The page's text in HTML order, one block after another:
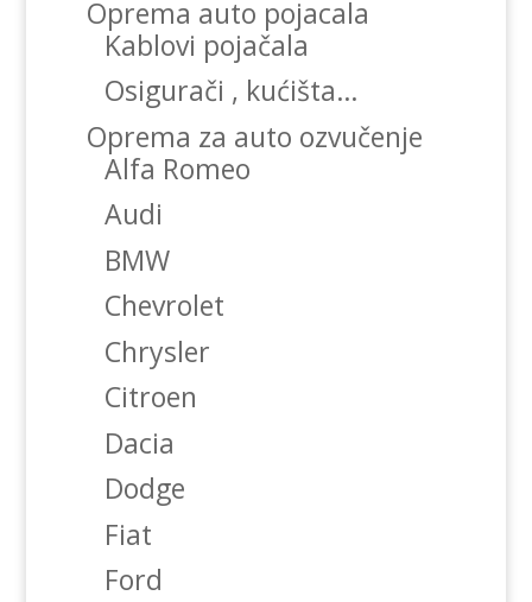
Oprema auto pojacala
Kablovi pojačala
Osigurači , kućišta…
Oprema za auto ozvučenje
Alfa Romeo
Audi
BMW
Chevrolet
Chrysler
Citroen
Dacia
Dodge
Fiat
Ford